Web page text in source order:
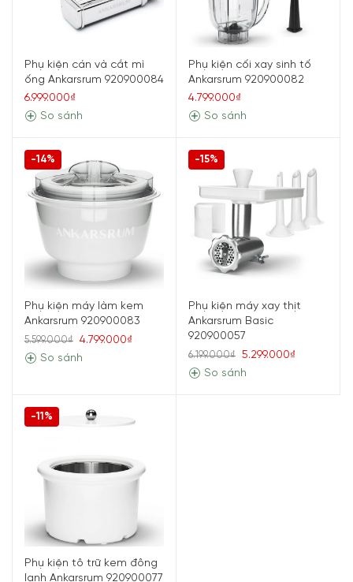
Phụ kiện cán và cắt mì
ống Ankarsrum 920900084
6.999.000₫
So sánh
Phụ kiện cối xay sinh tố
Ankarsrum 920900082
4.799.000₫
So sánh
-14%
Phụ kiện máy làm kem
Ankarsrum 920900083
5.599.000₫
4.799.000₫
So sánh
-15%
Phụ kiện máy xay thịt
Ankarsrum Basic
920900057
6.199.000₫
5.299.000₫
So sánh
-11%
Phụ kiện tô trữ kem đông
lạnh Ankarsrum 920900077